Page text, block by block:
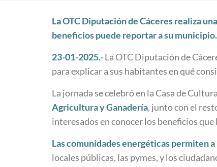
La OTC Diputación de Cáceres realiza
beneficios puede reportar a su municipio.
23-01-2025.-La OTC Diputación de
para explicar a sus habitantes en qué
La jornada se celebró en la Casa de
Agricultura y Ganadería, junto con el
interesados en conocer los beneficios
Las comunidades energéticas permiten
locales públicas, las pymes, y los